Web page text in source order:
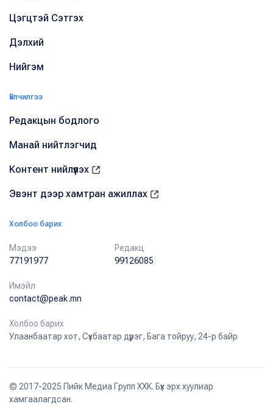
Цэгцтэй Сэтгэх
Дэлхий
Нийгэм
Үйлчилгээ
Редакцын бодлого
Манай нийтлэгчид
Контент нийлүүлэх
Эвэнт дээр хамтран ажиллах
Холбоо барих
Мэдээ
77191977
Редакц
99126085
Имэйл
contact@peak.mn
Холбоо барих
Улаанбаатар хот, Сүхбаатар дүүрэг, Бага тойруу, 24-р байр
© 2017-2025 Пийк Медиа Групп ХХК. Бүх эрх хуулиар
хамгаалагдсан.